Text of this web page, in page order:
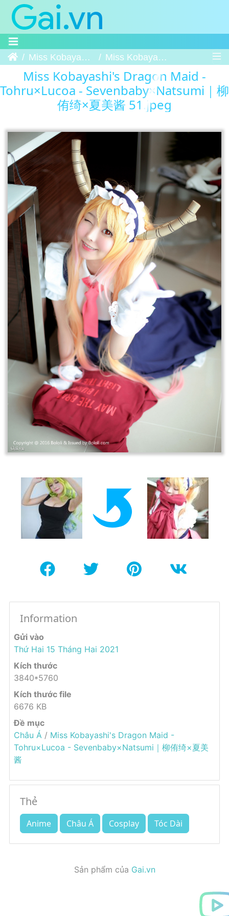
Trang chủMiss Kobayashi's Dragon Maid - Tohru×Lucoa - Sevenbaby×Natsumi｜柳侑绮×夏美酱 Miss Kobayashi's Dragon Maid - Tohru×Lucoa - Sevenbaby×Natsumi｜柳侑绮×夏美酱 51
Miss Kobayashi's Dragon Maid -
Tohru×Lucoa - Sevenbaby×Natsumi｜柳
侑绮×夏美酱 51.jpeg
Information
Gửi vào
Thứ Hai 15 Tháng Hai 2021
Kích thước
3840*5760
Kích thước file
6676 KB
Đề mục
Châu Á / Miss Kobayashi's Dragon Maid -
Tohru×Lucoa - Sevenbaby×Natsumi｜柳侑绮×夏美
酱
Thẻ
Anime Châu Á Cosplay Tóc Dài
Sản phẩm của Gai.vn